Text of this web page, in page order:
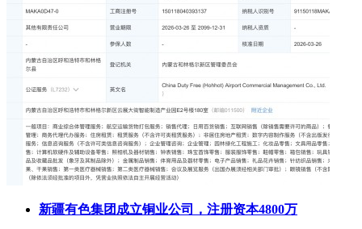
新疆有色集团成立铜业公司，注册资本4800万